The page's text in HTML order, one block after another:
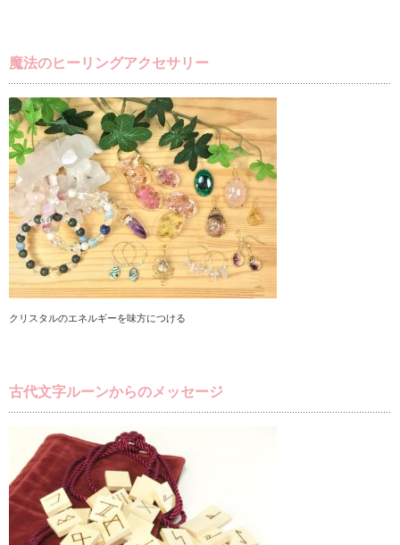
魔法のヒーリングアクセサリー
クリスタルのエネルギーを味方につける
古代文字ルーンからのメッセージ